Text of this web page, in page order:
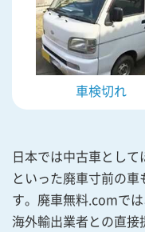
車検切れ
日本では中古車とし
といった廃車寸前の
す。廃車無料.comで
海外輸出業者との直